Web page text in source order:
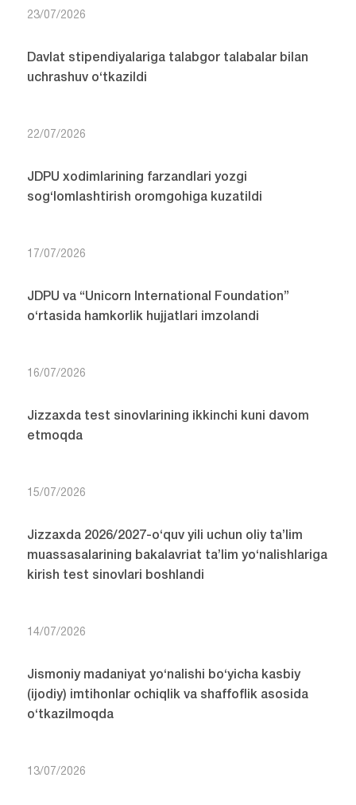
23/07/2026
Davlat stipendiyalariga talabgor talabalar bilan
uchrashuv o‘tkazildi
22/07/2026
JDPU xodimlarining farzandlari yozgi
sog‘lomlashtirish oromgohiga kuzatildi
17/07/2026
JDPU va “Unicorn International Foundation”
o‘rtasida hamkorlik hujjatlari imzolandi
16/07/2026
Jizzaxda test sinovlarining ikkinchi kuni davom
etmoqda
15/07/2026
Jizzaxda 2026/2027-o‘quv yili uchun oliy ta’lim
muassasalarining bakalavriat ta’lim yo‘nalishlariga
kirish test sinovlari boshlandi
14/07/2026
Jismoniy madaniyat yo‘nalishi bo‘yicha kasbiy
(ijodiy) imtihonlar ochiqlik va shaffoflik asosida
o‘tkazilmoqda
13/07/2026